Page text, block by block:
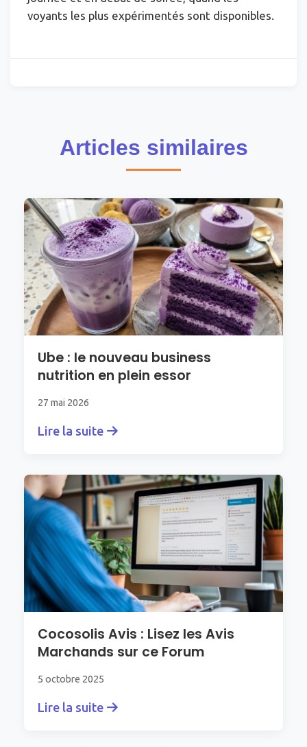
voyants les plus expérimentés sont disponibles.
Articles similaires
Ube : le nouveau business
nutrition en plein essor
27 mai 2026
Lire la suite
Cocosolis Avis : Lisez les Avis
Marchands sur ce Forum
5 octobre 2025
Lire la suite